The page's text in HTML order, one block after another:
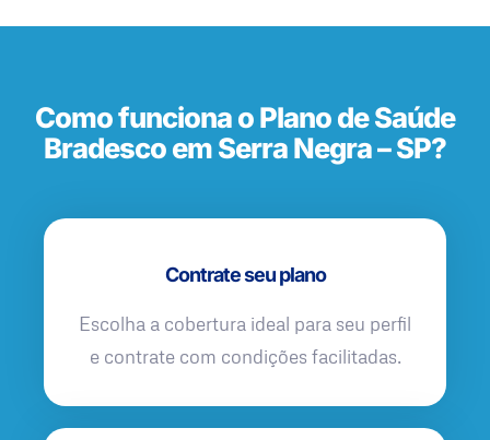
Como funciona o Plano de Saúde
Bradesco em Serra Negra – SP?
Contrate seu plano
Escolha a cobertura ideal para seu perfil
e contrate com condições facilitadas.